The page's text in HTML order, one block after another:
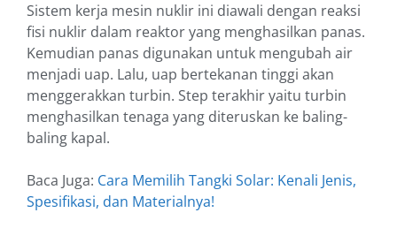
Sistem kerja mesin nuklir ini diawali dengan reaksi
fisi nuklir dalam reaktor yang menghasilkan panas.
Kemudian panas digunakan untuk mengubah air
menjadi uap. Lalu, uap bertekanan tinggi akan
menggerakkan turbin. Step terakhir yaitu turbin
menghasilkan tenaga yang diteruskan ke baling-
baling kapal.
Baca Juga: Cara Memilih Tangki Solar: Kenali Jenis,
Spesifikasi, dan Materialnya!